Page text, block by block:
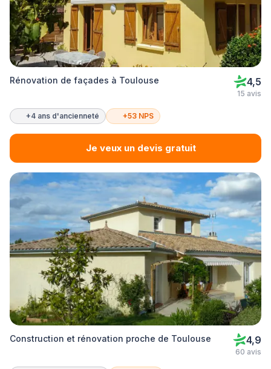
Rénovation de façades à Toulouse 4,5
15 avis
+4 ans d'ancienneté +53 NPS
Je veux un devis gratuit
Construction et rénovation proche de Toulouse 4,9
60 avis